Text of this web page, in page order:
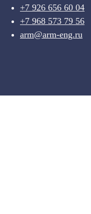
+7 926 656 60 04
+7 968 573 79 56
arm@arm-eng.ru